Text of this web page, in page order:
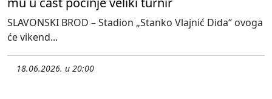
SLAVONSKI BROD – Stadion „Stanko Vlajnić Dida“ ovoga
će vikend...
18.06.2026. u 20:00